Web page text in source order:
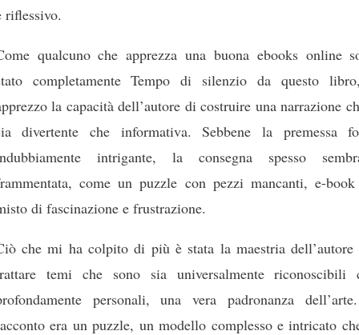
riflessivo.
qualcuno che apprezza una buona ebooks online
completamente Tempo di silenzio da questo
la capacità dell’autore di costruire una narrazione
divertente che informativa. Sebbene la premessa
intrigante, la consegna spesso
come un puzzle con pezzi mancanti, e-
di fascinazione e frustrazione.
che mi ha colpito di più è stata la maestria dell’autore
temi che sono sia universalmente riconoscibili
personali, una vera padronanza
era un puzzle, un modello complesso e intricato